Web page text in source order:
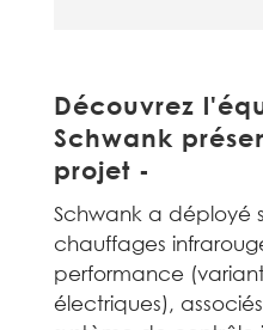
Découvrez
Schwank
projet -
Schwank a déployé
chauffages
performance
électriques),